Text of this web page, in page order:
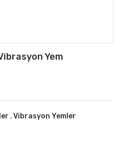
Yem
,Vibrasyon Yemler